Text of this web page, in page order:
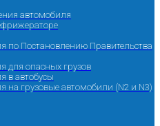
автомобиля
по Постановлению Правительства
для опасных грузов
в автобусы
на грузовые автомобили (N2 и N3)